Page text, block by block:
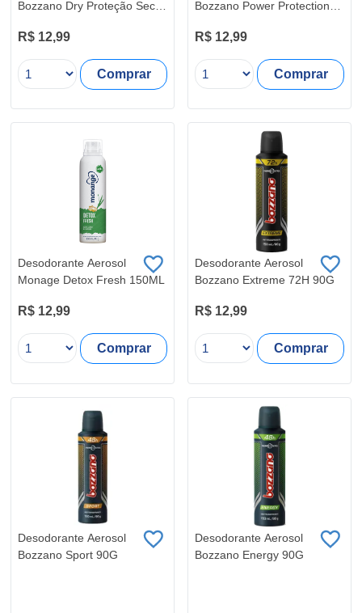
Bozzano Dry Proteção Seca
R$ 12,99
Comprar
Bozzano Power Protection
R$ 12,99
Comprar
Desodorante Aerosol
Monage Detox Fresh 150ML
R$ 12,99
Comprar
Desodorante Aerosol
Bozzano Extreme 72H 90G
R$ 12,99
Comprar
Desodorante Aerosol
Bozzano Sport 90G
Desodorante Aerosol
Bozzano Energy 90G